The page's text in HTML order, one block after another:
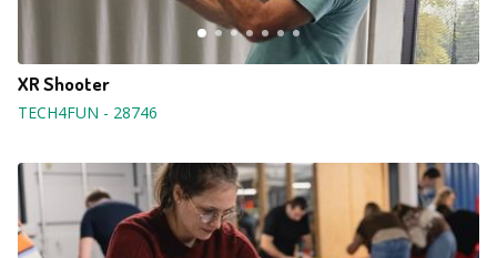
XR Shooter
TECH4FUN - 28746